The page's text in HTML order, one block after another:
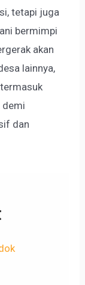
tetapi juga
bermimpi
akan
lainnya,
demi
dan